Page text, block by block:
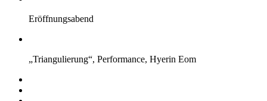
Eröffnungsabend
„Triangulierung“, Performance, Hyerin Eom